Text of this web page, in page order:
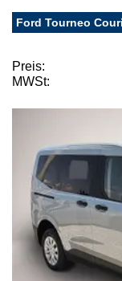
Ford Tourneo
Preis:
MWSt: